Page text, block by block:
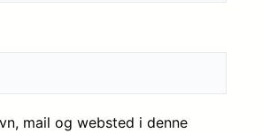
mail og websted i denne